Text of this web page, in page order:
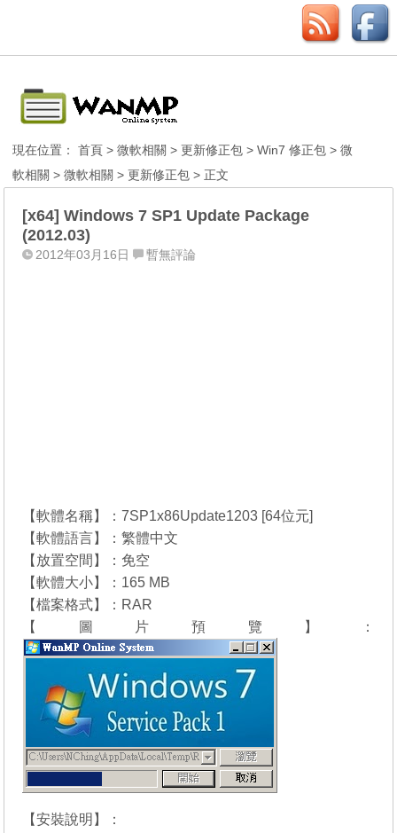
現在位置：首頁 >微軟相關 >更新修正包 >Win7 修正包 >微
軟相關 >微軟相關 >更新修正包 > 正文
[x64] Windows 7 SP1 Update Package
(2012.03)
2012年03月16日 暫無評論
【軟體名稱】：7SP1x86Update1203 [64位元]
【軟體語言】：繁體中文
【放置空間】：免空
【軟體大小】：165 MB
【檔案格式】：RAR
【圖片預覽】：
【安裝說明】：